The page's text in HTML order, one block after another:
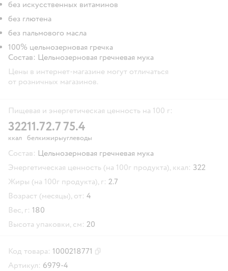
без искусственных витаминов
без глютена
без пальмового масла
100% цельнозерновая гречка
Состав: Цельнозерновая гречневая мука
Цены в интернет-магазине могут отличаться
от розничных магазинов.
Пищевая и энергетическая ценность на 100 г:
322
ккал
11.7
белки
2.7
жиры
75.4
углеводы
Состав: Цельнозерновая гречневая мука
Энергетическая ценность (на 100г продукта), ккал: 322
Жиры (на 100г продукта), г: 2.7
Возраст (месяцы), от: 4
Вес, г: 180
Высота упаковки, см: 20
Код товара: 1000218771
Артикул: 6979-4